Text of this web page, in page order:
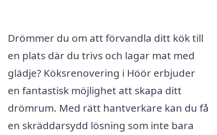
Drömmer du om att förvandla ditt kök till
en plats där du trivs och lagar mat med
glädje? Köksrenovering i Höör erbjuder
en fantastisk möjlighet att skapa ditt
drömrum. Med rätt hantverkare kan du få
en skräddarsydd lösning som inte bara